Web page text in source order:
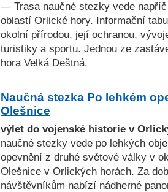
— Trasa naučné stezky vede
oblastí Orlické hory. Informační
okolní přírodou, její ochranou,
turistiky a sportu. Jednou ze
hora Velká Deštná.
Naučná stezka Po lehkém
Olešnice
výlet do vojenské historie v
naučné stezky vede po lehkých
opevnění z druhé světové války v
Olešnice v Orlických horách. Za
návštěvníkům nabízí nádherné